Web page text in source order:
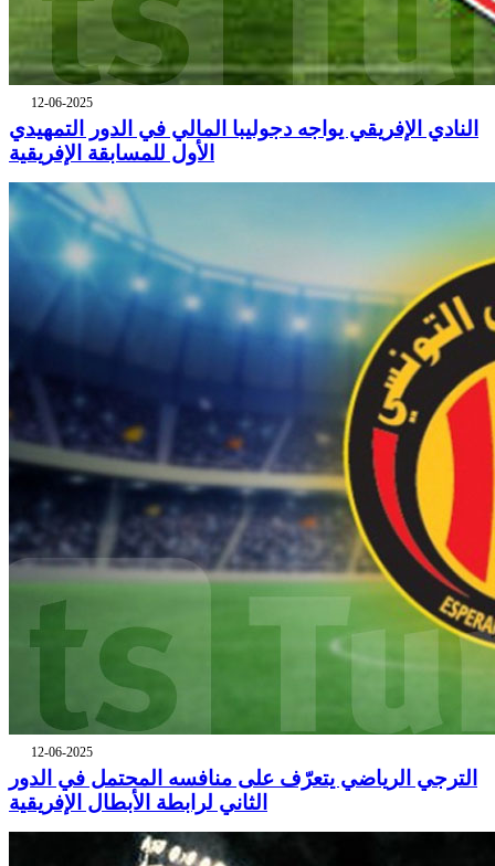
12-06-2025
النادي الإفريقي يواجه دجوليبا المالي في الدور التمهيدي
الأول للمسابقة الإفريقية
12-06-2025
الترجي الرياضي يتعرّف على منافسه المحتمل في الدور
الثاني لرابطة الأبطال الإفريقية